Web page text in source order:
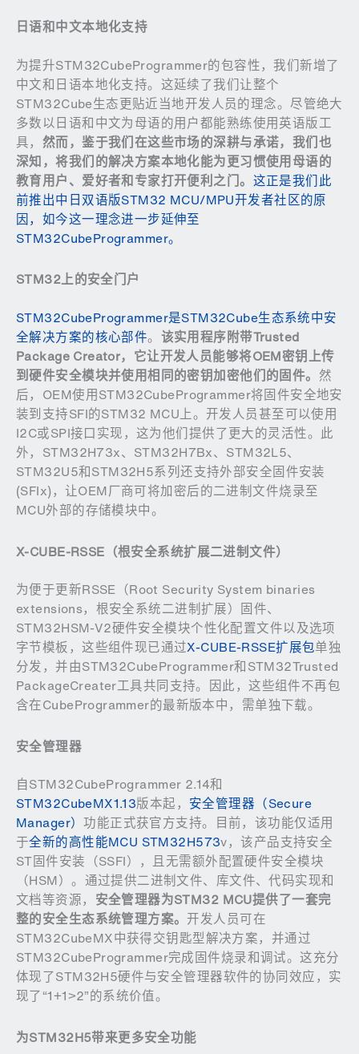
日语和中文本地化支持
为提升STM32CubeProgrammer的包容性，我们新增了
中文和日语本地化支持。这延续了我们让整个
STM32Cube生态更贴近当地开发人员的理念。尽管绝大
多数以日语和中文为母语的用户都能熟练使用英语版工
具， 然而，鉴于我们在这些市场的深耕与承诺，我们也
深知，将我们的解决方案本地化能为更习惯使用母语的
教育用户、爱好者和专家打开便利之门。 这正是我们此
前推出中日双语版STM32 MCU/MPU开发者社区的原
因，如今这一理念进一步延伸至
STM32CubeProgrammer。
STM32上的安全门户
STM32CubeProgrammer是STM32Cube生态系统中安
全解决方案的核心部件。 该实用程序附带Trusted
Package Creator，它让开发人员能够将OEM密钥上传
到硬件安全模块并使用相同的密钥加密他们的固件。 然
后，OEM使用STM32CubeProgrammer将固件安全地安
装到支持SFI的STM32 MCU上。开发人员甚至可以使用
I2C或SPI接口实现，这为他们提供了更大的灵活性。此
外，STM32H73x、STM32H7Bx、STM32L5、
STM32U5和STM32H5系列还支持外部安全固件安装
(SFIx)，让OEM厂商可将加密后的二进制文件烧录至
MCU外部的存储模块中。
X-CUBE-RSSE （根安全系统扩展二进制文件）
为便于更新RSSE（Root Security System binaries
extensions，根安全系统二进制扩展）固件、
STM32HSM-V2硬件安全模块个性化配置文件以及选项
字节模板，这些组件现已通过X-CUBE-RSSE扩展包单独
分发，并由STM32CubeProgrammer和STM32Trusted
PackageCreater工具共同支持。因此，这些组件不再包
含在CubeProgrammer的最新版本中，需单独下载。
安全管理器
自STM32CubeProgrammer 2.14和
STM32CubeMX1.13版本起， 安全管理器（Secure
Manager）功能正式获官方支持。目前，该功能仅适用
于全新的高性能MCU STM32H573v，该产品支持安全
ST固件安装（SSFI），且无需额外配置硬件安全模块
（HSM）。通过提供二进制文件、库文件、代码实现和
文档等资源， 安全管理器为STM32 MCU提供了一套完
整的安全生态系统管理方案。 开发人员可在
STM32CubeMX中获得交钥匙型解决方案，并通过
STM32CubeProgrammer完成固件烧录和调试。这充分
体现了STM32H5硬件与安全管理器软件的协同效应，实
现了“1+1>2”的系统价值。
为STM32H5带来更多安全功能